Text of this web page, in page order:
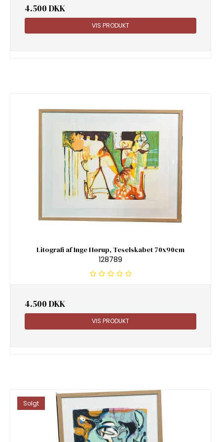
4.500 DKK
VIS PRODUKT
Litografi af Inge Hørup, Teselskabet 70x90cm
128789
4.500 DKK
VIS PRODUKT
Solgt